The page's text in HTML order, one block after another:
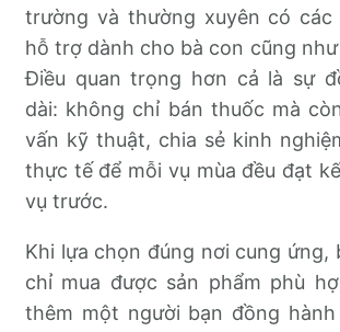
trường và thường xuyên có các
hỗ trợ dành cho bà con cũng
Điều quan trọng hơn cả là sự
dài: không chỉ bán thuốc mà
vấn kỹ thuật, chia sẻ kinh
thực tế để mỗi vụ mùa đều đạt
vụ trước.
Khi lựa chọn đúng nơi cung ứng,
chỉ mua được sản phẩm phù
thêm một người bạn đồng